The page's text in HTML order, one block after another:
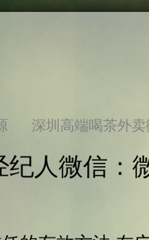
深圳高端喝茶外卖
纪人微信‌：